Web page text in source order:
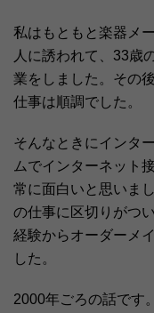
私はもともと楽器メ
人に誘われて、33歳
業をしました。その
仕事は順調でした。
そんなときにインタ
ムでインターネット
常に面白いと思いま
の仕事に区切りがつ
経験からオーダーメ
した。
2000年ごろの話です